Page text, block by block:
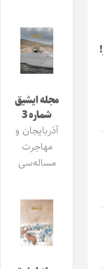
مجله ایشیق
شماره 3
آذربایجان و
مهاجرت
مساله‌سی